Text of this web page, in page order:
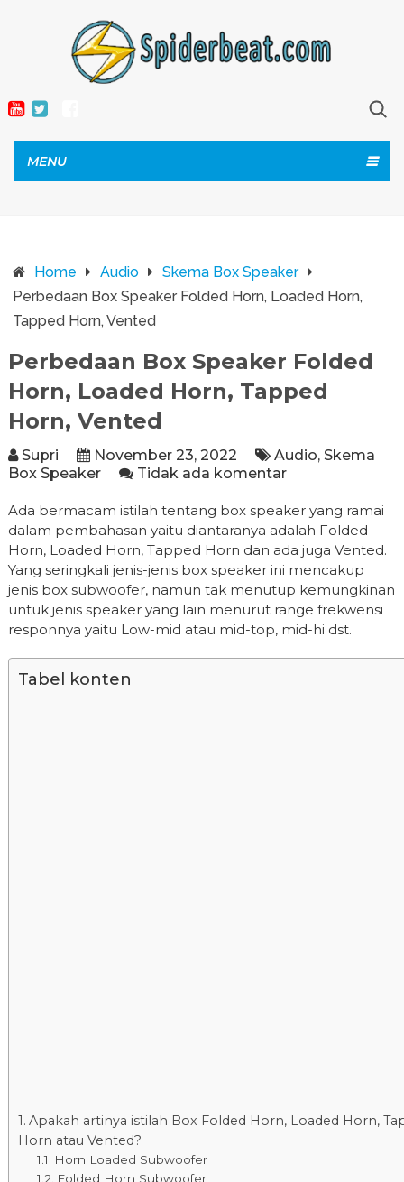
MENU
Home Audio
Skema Box Speaker
Perbedaan Box Speaker Folded Horn, Loaded Horn,
Tapped Horn, Vented
Perbedaan Box Speaker Folded
Horn, Loaded Horn, Tapped
Horn, Vented
Supri November 23, 2022 Audio, Skema
Box Speaker
Tidak ada komentar
Ada bermacam istilah tentang box speaker yang ramai
dalam pembahasan yaitu diantaranya adalah Folded
Horn, Loaded Horn, Tapped Horn dan ada juga Vented.
Yang seringkali jenis-jenis box speaker ini mencakup
jenis box subwoofer, namun tak menutup kemungkinan
untuk jenis speaker yang lain menurut range frekwensi
responnya yaitu Low-mid atau mid-top, mid-hi dst.
Tabel konten
Apakah artinya istilah Box Folded Horn, Loaded Horn,
Horn atau Vented?
Horn Loaded Subwoofer
Folded Horn Subwoofer